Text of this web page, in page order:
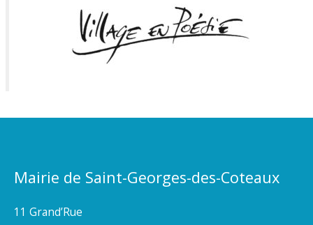
Mairie de Saint-Georges-des-Coteaux
11 Grand’Rue